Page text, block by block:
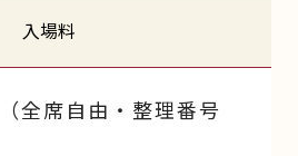
入場料
全席自由・整理番号